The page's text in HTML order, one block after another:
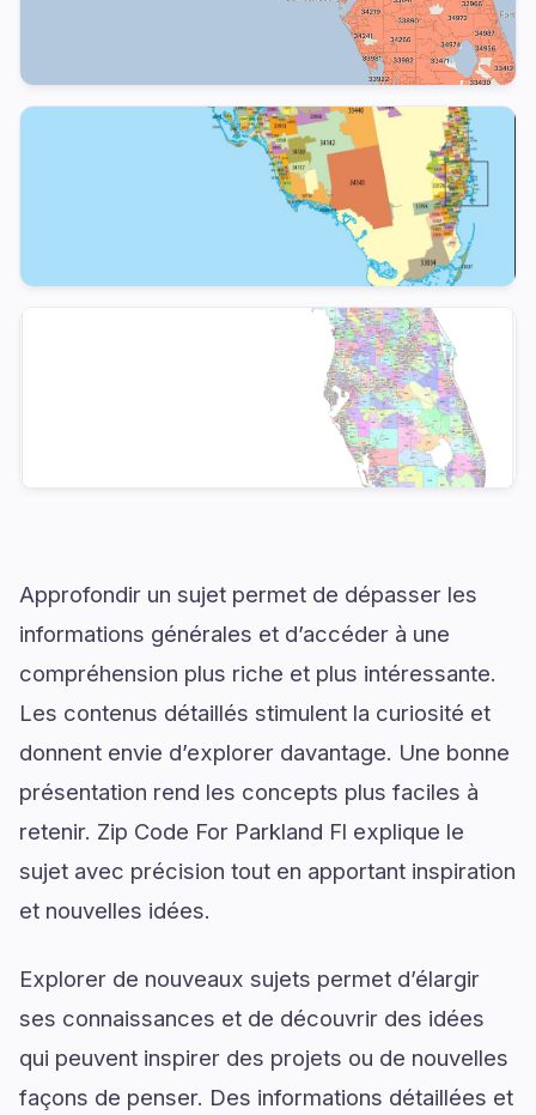
Approfondir un sujet permet de dépasser les
informations générales et d’accéder à une
compréhension plus riche et plus intéressante.
Les contenus détaillés stimulent la curiosité et
donnent envie d’explorer davantage. Une bonne
présentation rend les concepts plus faciles à
retenir. Zip Code For Parkland Fl explique le
sujet avec précision tout en apportant inspiration
et nouvelles idées.
Explorer de nouveaux sujets permet d’élargir
ses connaissances et de découvrir des idées
qui peuvent inspirer des projets ou de nouvelles
façons de penser. Des informations détaillées et